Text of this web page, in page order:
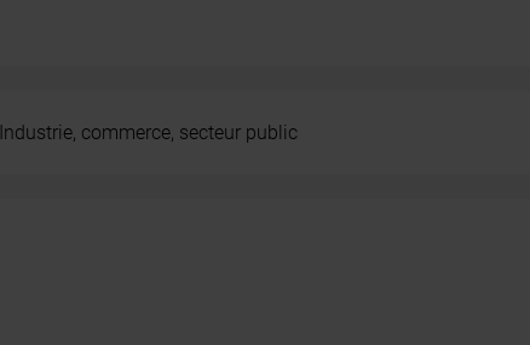
Industrie, commerce, secteur public